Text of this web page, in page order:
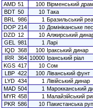
AMD 51 100 Вірменський драм
BDT 50 10 Така
BRL
986 1 Бразильський
DOP 214 10 Домініканське
DZD 12 10 Алжирський
GEL
981 1 Ларі
IQD 368 100 Іракський динар
IRR 364 10000 Іранський ріал
KGS 417 10 Сом
LBP 422 100 Ліванський фунт
LYD 434 1 Лівійський динар
MAD 504 1 Марокканський
MYR 458 1 Малайзійський
PKR 586 10 Пакистанська